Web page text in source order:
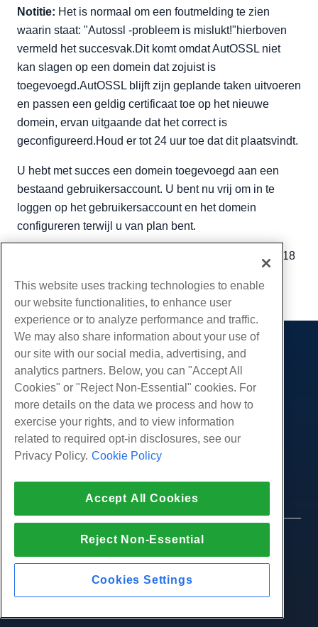
Notitie: Het is normaal om een foutmelding te zien
waarin staat: "Autossl -probleem is mislukt!"hierboven
vermeld het succesvak.Dit komt omdat AutOSSL niet
kan slagen op een domein dat zojuist is
toegevoegd.AutOSSL blijft zijn geplande taken uitvoeren
en passen een geldig certificaat toe op het nieuwe
domein, ervan uitgaande dat het correct is
geconfigureerd.Houd er tot 24 uur toe dat dit plaatsvindt.
U hebt met succes een domein toegevoegd aan een
bestaand gebruikersaccount. U bent nu vrij om in te
loggen op het gebruikersaccount en het domein
configureren terwijl u van plan bent.
december 6, 2018
Kopiëren URL
Producten
Web hosting
Zakelijke hosting
White Label-wederverkoper
Beheerde Linux VPS
Onbeheerde Windows VPS
Cloud Servers
Load Balancers
Blokkeer opslag
SSL Certificaten
Web Application Hosting
Diensten
Website-migraties
Gemeenschap
Productdocumentatie
Tutorials
Bedrijf
Over ons
Neem contact op
druk op
Affiliate-programma
Politie
Partnerovereenkomst
Ondersteuning
Live chat met ons
Open een ondersteuningskaartje
© 2010-2026 Hostwinds, een HostPapa Inc. bedrijf.
This website uses tracking technologies to enable
our website functionalities, to enhance user
experience or to analyze performance and traffic.
We may also share information about your use of
our site with our social media, advertising, and
analytics partners. Below, you can "Accept All
Cookies" or "Reject Non-Essential" cookies. For
more details on the data we process and how to
exercise your rights, and to view information
related to required opt-in disclosures, see our
Privacy Policy. Cookie Policy
Accept All Cookies
Reject Non-Essential
Cookies Settings